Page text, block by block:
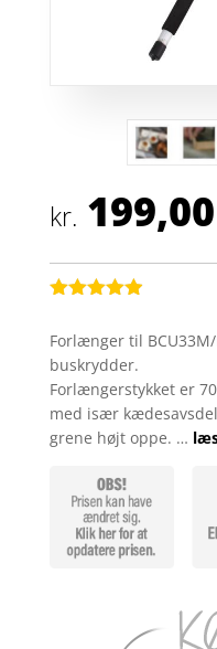
kr. 199,00
ud af 5
baseret på
kundebedøm
melser
Forlænger til
buskrydder.
Forlængerstykket er
med især
grene højt oppe. …